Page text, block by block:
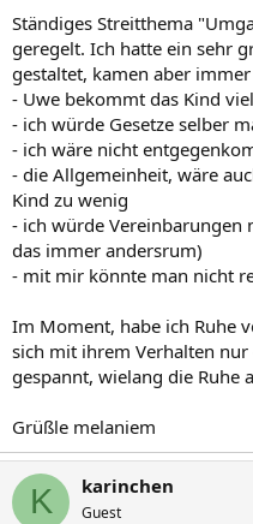
Ständiges Streitthema
geregelt. Ich hatte ein sehr
gestaltet, kamen aber
- Uwe bekommt das Kind
- ich würde Gesetze selber
- ich wäre nicht
- die Allgemeinheit, wäre
Kind zu wenig
- ich würde
das immer andersrum)
- mit mir könnte man nicht
Im Moment, habe ich Ruhe
sich mit ihrem Verhalten
gespannt, wielang die Ruhe
Grüßle melaniem
K karinchen
Guest